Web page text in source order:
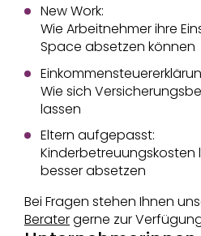
New Work:
Wie Arbeitnehmer ihre
Space absetzen können
Wie sich
lassen
Eltern aufgepasst:
Kinderbetreuungskosten
besser absetzen
Bei Fragen stehen Ihnen
Beratergerne zur